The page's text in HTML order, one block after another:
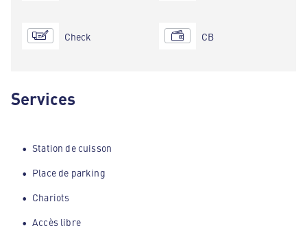
Check CB
Services
Station de cuisson
Place de parking
Chariots
Accès libre